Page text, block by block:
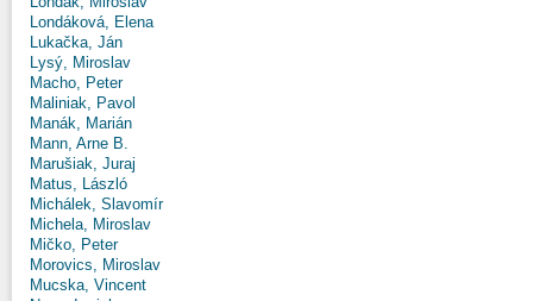
Londáková, Elena
Lukačka, Ján
Lysý, Miroslav
Macho, Peter
Maliniak, Pavol
Manák, Marián
Mann, Arne B.
Marušiak, Juraj
Matus, László
Michálek, Slavomír
Michela, Miroslav
Mičko, Peter
Morovics, Miroslav
Mucska, Vincent